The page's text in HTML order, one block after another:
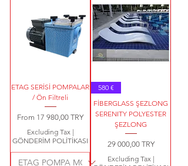
ETAG SERİSİ POMPALAR
/ Ön Filtreli
From 17 980,00 TRY
Sale Price
Excluding Tax |
GÖNDERİM POLİTİKASI
580 €
FİBERGLASS ŞEZLONG
SERENITY POLYESTER
ŞEZLONG
Price
29 000,00 TRY
Excluding Tax |